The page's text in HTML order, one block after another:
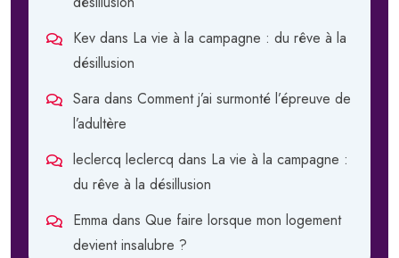
Kev dans La vie à la campagne : du rêve à la
désillusion
Sara dans Comment j’ai surmonté l’épreuve de
l’adultère
leclercq leclercq dans La vie à la campagne :
du rêve à la désillusion
Emma dans Que faire lorsque mon logement
devient insalubre ?